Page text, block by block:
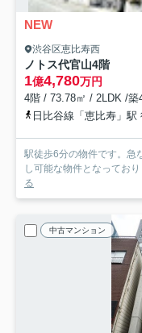
NEW
渋谷区恵比寿西
ノトス代官山4階
1億4,780万円
4階 / 73.78㎡ / 2LDK /築
日比谷線「恵比寿」駅
駅徒歩6分の物件です。急
し可能な物件となってお
る
中古マンション